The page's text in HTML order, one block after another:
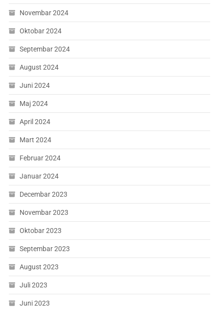
Novembar 2024
Oktobar 2024
Septembar 2024
August 2024
Juni 2024
Maj 2024
April 2024
Mart 2024
Februar 2024
Januar 2024
Decembar 2023
Novembar 2023
Oktobar 2023
Septembar 2023
August 2023
Juli 2023
Juni 2023